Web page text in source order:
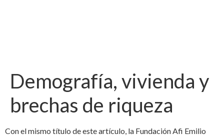
Demografía, vivienda y
brechas de riqueza
Con el mismo título de este artículo, la Fundación Afi Emilio